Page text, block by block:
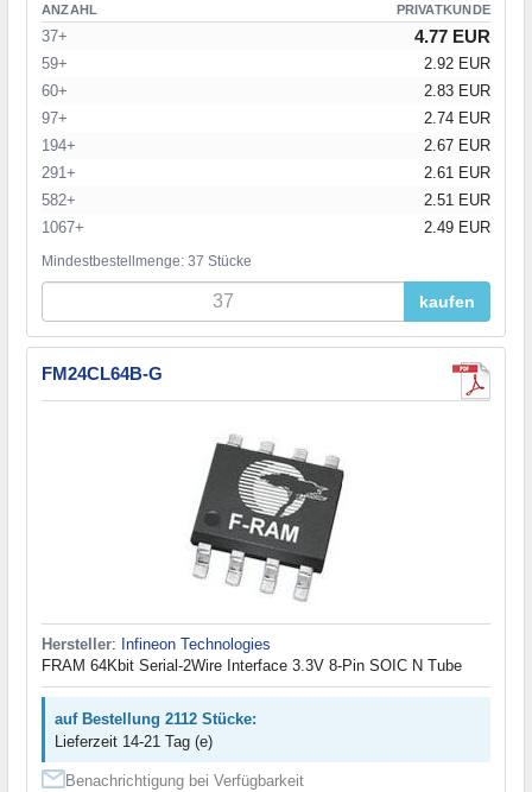
ANZAHL PRIVATKUNDE
37+ 4.77 EUR
59+
2.92 EUR
60+
2.83 EUR
97+
2.74 EUR
194+
2.67 EUR
291+
2.61 EUR
582+
2.51 EUR
1067+
2.49 EUR
Mindestbestellmenge: 37 Stücke
kaufen
FM24CL64B-G
Hersteller: Infineon Technologies
FRAM 64Kbit Serial-2Wire Interface 3.3V 8-Pin SOIC N Tube
auf Bestellung 2112 Stücke:
Lieferzeit 14-21 Tag (e)
Benachrichtigung bei Verfügbarkeit